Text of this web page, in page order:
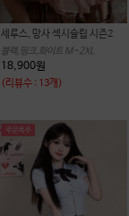
세루스, 망사 섹시슬립 시즌2
블랙,핑크,화이트 M~2XL
18,900원
(리뷰수 : 13개)